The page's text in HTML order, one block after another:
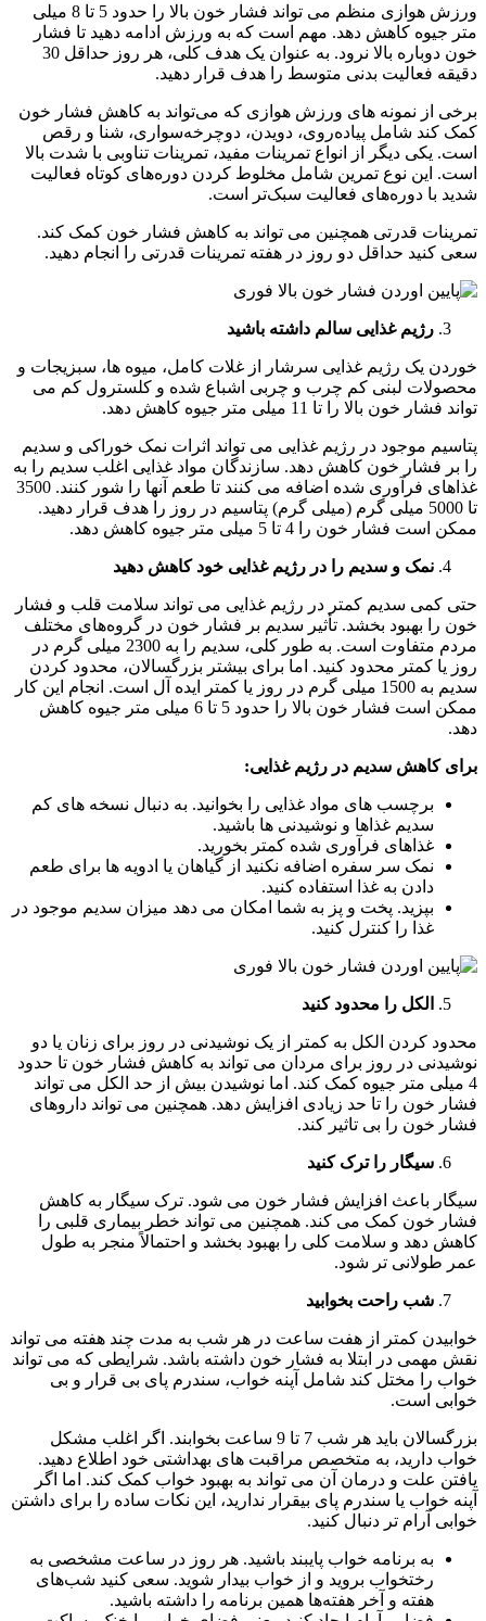
ورزش هوازی منظم می تواند فشار خون بالا را حدود 5 تا 8 میلی
متر جیوه کاهش دهد. مهم است که به ورزش ادامه دهید تا فشار
خون دوباره بالا نرود. به عنوان یک هدف کلی، هر روز حداقل 30
دقیقه فعالیت بدنی متوسط ​​را هدف قرار دهید.
برخی از نمونه‌ های ورزش هوازی که می‌تواند به کاهش فشار خون
کمک کند شامل پیاده‌روی، دویدن، دوچرخه‌سواری، شنا و رقص
است. یکی دیگر از انواع تمرینات مفید، تمرینات تناوبی با شدت بالا
است. این نوع تمرین شامل مخلوط کردن دوره‌های کوتاه فعالیت
شدید با دوره‌های فعالیت سبک‌تر است.
تمرینات قدرتی همچنین می تواند به کاهش فشار خون کمک کند.
سعی کنید حداقل دو روز در هفته تمرینات قدرتی را انجام دهید.
رژیم غذایی سالم داشته باشید
خوردن یک رژیم غذایی سرشار از غلات کامل، میوه ها، سبزیجات و
محصولات لبنی کم چرب و چربی اشباع شده و کلسترول کم می
تواند فشار خون بالا را تا 11 میلی متر جیوه کاهش دهد.
پتاسیم موجود در رژیم غذایی می تواند اثرات نمک خوراکی و سدیم
را بر فشار خون کاهش دهد. سازندگان مواد غذایی اغلب سدیم را به
غذاهای فرآوری شده اضافه می کنند تا طعم آنها را شور کنند. 3500
تا 5000 میلی گرم (میلی گرم) پتاسیم در روز را هدف قرار دهید.
ممکن است فشار خون را 4 تا 5 میلی متر جیوه کاهش دهد.
نمک و سدیم را در رژیم غذایی خود کاهش دهید
حتی کمی سدیم کمتر در رژیم غذایی می تواند سلامت قلب و فشار
خون را بهبود بخشد. تأثیر سدیم بر فشار خون در گروه‌های مختلف
مردم متفاوت است. به طور کلی، سدیم را به 2300 میلی گرم در
روز یا کمتر محدود کنید. اما برای بیشتر بزرگسالان، محدود کردن
سدیم به 1500 میلی گرم در روز یا کمتر ایده آل است. انجام این کار
ممکن است فشار خون بالا را حدود 5 تا 6 میلی متر جیوه کاهش
دهد.
برای کاهش سدیم در رژیم غذایی:
برچسب های مواد غذایی را بخوانید. به دنبال نسخه های کم
سدیم غذاها و نوشیدنی ها باشید.
غذاهای فرآوری شده کمتر بخورید.
نمک سر سفره اضافه نکنید از گیاهان یا ادویه ها برای طعم
دادن به غذا استفاده کنید.
بپزید. پخت و پز به شما امکان می دهد میزان سدیم موجود در
غذا را کنترل کنید.
الکل را محدود کنید
محدود کردن الکل به کمتر از یک نوشیدنی در روز برای زنان یا دو
نوشیدنی در روز برای مردان می تواند به کاهش فشار خون تا حدود
4 میلی متر جیوه کمک کند. اما نوشیدن بیش از حد الکل می تواند
فشار خون را تا حد زیادی افزایش دهد. همچنین می تواند داروهای
فشار خون را بی تاثیر کند.
سیگار را ترک کنید
سیگار باعث افزایش فشار خون می شود. ترک سیگار به کاهش
فشار خون کمک می کند. همچنین می تواند خطر بیماری قلبی را
کاهش دهد و سلامت کلی را بهبود بخشد و احتمالاً منجر به طول
عمر طولانی تر شود.
شب راحت بخوابید
خوابیدن کمتر از هفت ساعت در هر شب به مدت چند هفته می تواند
نقش مهمی در ابتلا به فشار خون داشته باشد. شرایطی که می تواند
خواب را مختل کند شامل آپنه خواب، سندرم پای بی قرار و بی
خوابی است.
بزرگسالان باید هر شب 7 تا 9 ساعت بخوابند. اگر اغلب مشکل
خواب دارید، به متخصص مراقبت های بهداشتی خود اطلاع دهید.
یافتن علت و درمان آن می تواند به بهبود خواب کمک کند. اما اگر
آپنه خواب یا سندرم پای بیقرار ندارید، این نکات ساده را برای داشتن
خوابی آرام تر دنبال کنید.
به برنامه خواب پایبند باشید. هر روز در ساعت مشخصی به
رختخواب بروید و از خواب بیدار شوید. سعی کنید شب‌های
هفته و آخر هفته‌ها همین برنامه را داشته باشید.